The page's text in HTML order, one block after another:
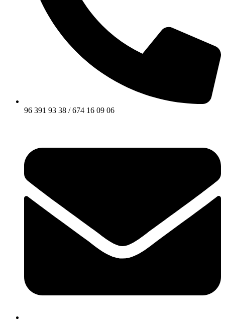
96 391 93 38 / 674 16 09 06